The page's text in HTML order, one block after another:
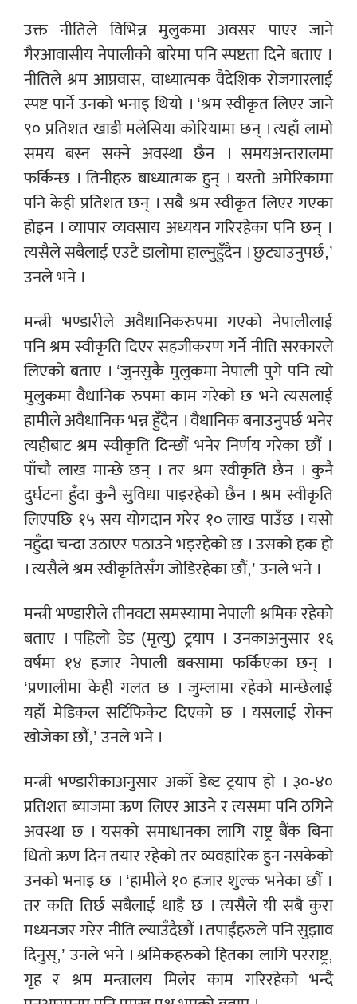
उक्त नीतिले विभिन्न मुलुकमा अवसर पाएर जाने
गैरआवासीय नेपालीको बारेमा पनि स्पष्टता दिने बताए ।
नीतिले श्रम आप्रवास, वाध्यात्मक वैदेशिक रोजगारलाई
स्पष्ट पार्ने उनको भनाइ थियो । ‘श्रम स्वीकृत लिएर जाने
९० प्रतिशत खाडी मलेसिया कोरियामा छन् । त्यहाँ लामो
समय बस्न सक्ने अवस्था छैन । समयअन्तरालमा
फर्किन्छ । तिनीहरु बाध्यात्मक हुन् । यस्तो अमेरिकामा
पनि केही प्रतिशत छन् । सबै श्रम स्वीकृत लिएर गएका
होइन । व्यापार व्यवसाय अध्ययन गरिरहेका पनि छन् ।
त्यसैले सबैलाई एउटै डालोमा हाल्नुहुँदैन । छुट्याउनुपर्छ,’
उनले भने ।
मन्त्री भण्डारीले अवैधानिकरुपमा गएको नेपालीलाई
पनि श्रम स्वीकृति दिएर सहजीकरण गर्ने नीति सरकारले
लिएको बताए । ‘जुनसुकै मुलुकमा नेपाली पुगे पनि त्यो
मुलुकमा वैधानिक रुपमा काम गरेको छ भने त्यसलाई
हामीले अवैधानिक भन्न हुँदैन । वैधानिक बनाउनुपर्छ भनेर
त्यहीबाट श्रम स्वीकृति दिन्छौं भनेर निर्णय गरेका छौं ।
पाँचौ लाख मान्छे छन् । तर श्रम स्वीकृति छैन । कुनै
दुर्घटना हुँदा कुनै सुविधा पाइरहेको छैन । श्रम स्वीकृति
लिएपछि १५ सय योगदान गरेर १० लाख पाउँछ । यसो
नहुँदा चन्दा उठाएर पठाउने भइरहेको छ । उसको हक हो
। त्यसैले श्रम स्वीकृतिसँग जोडिरहेका छौं,’ उनले भने ।
मन्त्री भण्डारीले तीनवटा समस्यामा नेपाली श्रमिक रहेको
बताए । पहिलो डेड (मृत्यु) ट्रयाप । उनकाअनुसार १६
वर्षमा १४ हजार नेपाली बक्सामा फर्किएका छन् ।
‘प्रणालीमा केही गलत छ । जुम्लामा रहेको मान्छेलाई
यहाँ मेडिकल सर्टिफिकेट दिएको छ । यसलाई रोक्न
खोजेका छौं,’ उनले भने ।
मन्त्री भण्डारीकाअनुसार अर्को डेब्ट ट्रयाप हो । ३०-४०
प्रतिशत ब्याजमा ऋण लिएर आउने र त्यसमा पनि ठगिने
अवस्था छ । यसको समाधानका लागि राष्ट्र बैंक बिना
धितो ऋण दिन तयार रहेको तर व्यवहारिक हुन नसकेको
उनको भनाइ छ । ‘हामीले १० हजार शुल्क भनेका छौं ।
तर कति तिर्छ सबैलाई थाहै छ । त्यसैले यी सबै कुरा
मध्यनजर गरेर नीति ल्याउँदैछौं । तपाईंहरुले पनि सुझाव
दिनुस्,’ उनले भने । श्रमिकहरुको हितका लागि परराष्ट्र,
गृह र श्रम मन्त्रालय मिलेर काम गरिरहेको भन्दै